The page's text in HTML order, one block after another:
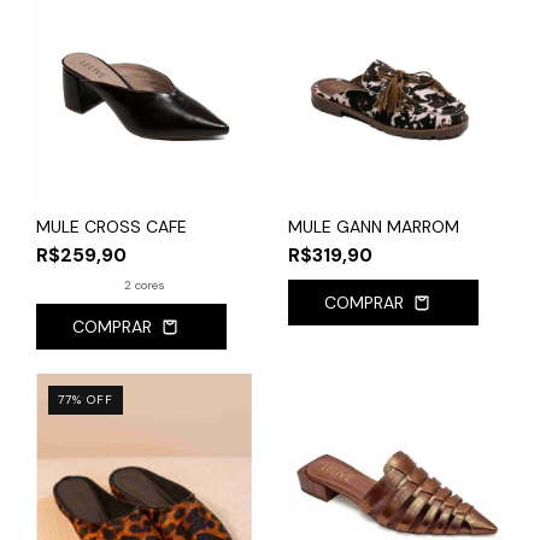
MULE CROSS CAFE
R$259,90
2 cores
COMPRAR
MULE GANN MARROM
R$319,90
COMPRAR
77% OFF